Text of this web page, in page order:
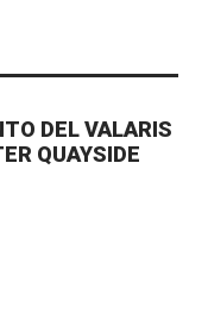
DEL VALARIS
QUAYSIDE